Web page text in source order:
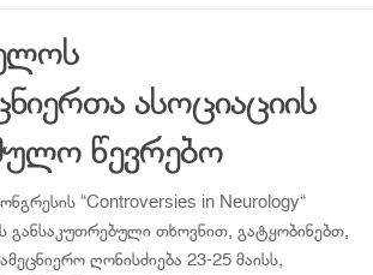
ასოციაციის
წევრებო
“Controversies in Neurology“
განსაკუთრებული თხოვნით, გატყობინებთ,
ღონისძიება 23-25 მაისს,